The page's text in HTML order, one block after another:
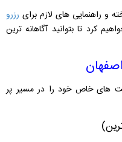
و راهنمایی‌ های لازم برای رزرو
کرد تا بتوانید آگاهانه ‌ترین
‌های خاص خود را در مسیر پر